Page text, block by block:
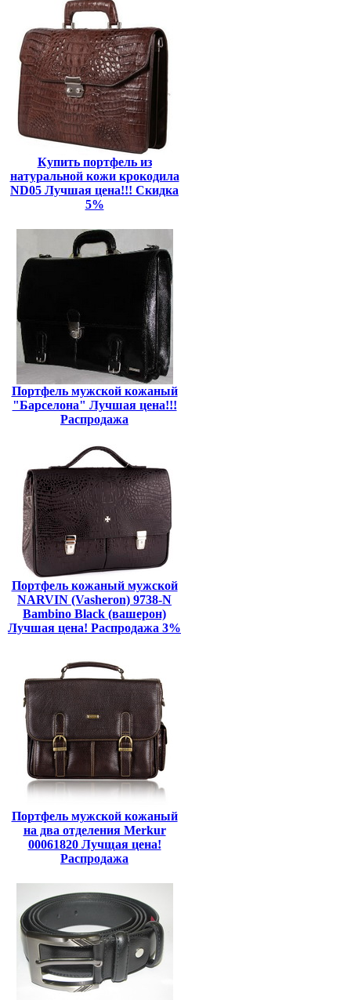
Купить портфель из
натуральной кожи крокодила
ND05 Лучшая цена!!! Скидка
5%
Портфель мужской кожаный
"Барселона" Лучшая цена!!!
Распродажа
Портфель кожаный мужской
NARVIN (Vasheron) 9738-N
Bambino Black (вашерон)
Лучшая цена! Распродажа 3%
Портфель мужской кожаный
на два отделения Merkur
00061820 Лучщая цена!
Распродажа